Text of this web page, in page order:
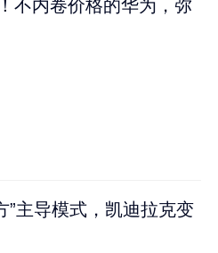
不内卷价格的华为，弥
”主导模式，凯迪拉克变